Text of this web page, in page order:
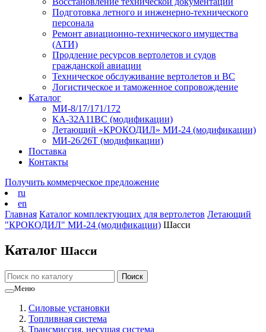
Подготовка летного и инженерно-технического
персонала
Ремонт авиационно-технического имущества
(АТИ)
Продление ресурсов вертолетов и судов
гражданской авиации
Техническое обслуживание вертолетов и ВС
Логистическое и таможенное сопровождение
Каталог
МИ-8/17/171/172
КА-32А11ВС (модификации)
Летающий «КРОКОДИЛ» МИ-24 (модификации)
МИ-26/26Т (модификации)
Поставка
Контакты
Получить коммерческое предложение
ru
en
Главная Каталог комплектующих для вертолетов Летающий
"КРОКОДИЛ" МИ-24 (модификации) Шасси
Каталог Шасси
Меню
Силовые установки
Топливная система
Трансмиссия, несущая система